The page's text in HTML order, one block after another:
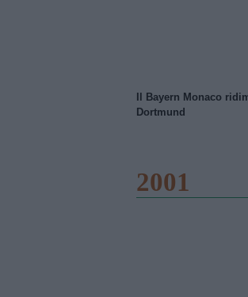
Il Bayern Monaco
Dortmund
2001